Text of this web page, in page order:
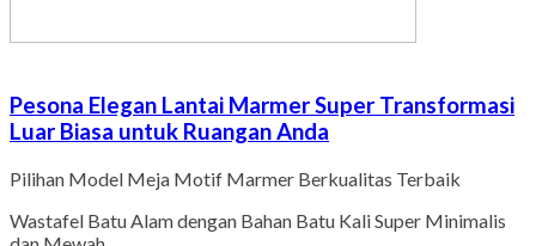
Pesona Elegan Lantai Marmer Super Transformasi
Luar Biasa untuk Ruangan Anda
Pilihan Model Meja Motif Marmer Berkualitas Terbaik
Wastafel Batu Alam dengan Bahan Batu Kali Super Minimalis